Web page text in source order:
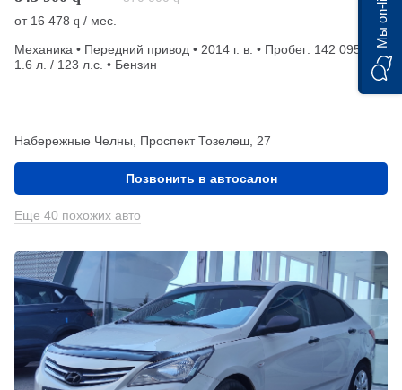
от 16 478 q / мес.
Механика • Передний привод • 2014 г. в. • Пробег: 142 095 км •
1.6 л. / 123 л.с. • Бензин
Набережные Челны, Проспект Тозелеш, 27
Позвонить в автосалон
Еще 40 похожих авто
Мы on-line)